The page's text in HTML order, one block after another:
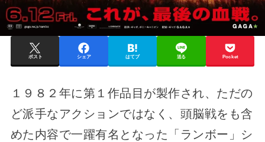
ポスト シェア はてブ 送る Pocket
１９８２年に第１作品目が製作され、ただの
ど派手なアクションではなく、頭脳戦をも含
めた内容で一躍有名となった「ランボー」シ